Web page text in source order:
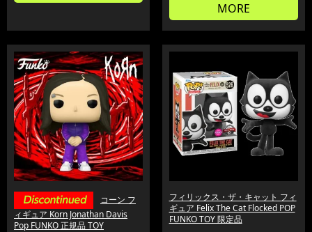
MORE
コーン フ
ィギュア Korn Jonathan Davis
Pop FUNKO 正規品 TOY
フィリックス・ザ・キャット フィ
ギュア Felix The Cat Flocked POP
FUNKO TOY 限定品